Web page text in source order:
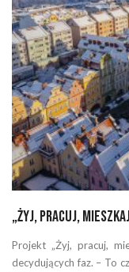
„Żyj, pracuj,
Projekt „Żyj, pracuj,
decydujących faz. – To